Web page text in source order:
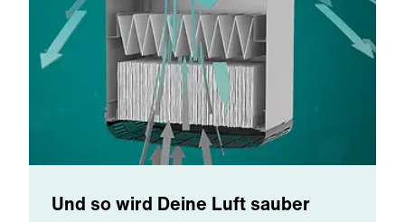
Und so wird Deine Luft sauber